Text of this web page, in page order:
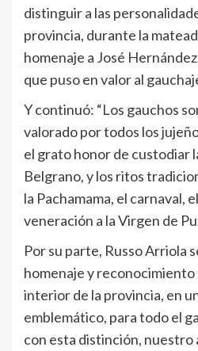
distinguir a las
provincia, durante la
homenaje a José
que puso en valor al
Y continuó: “Los gauchos
valorado por todos los
el grato honor de custodiar
Belgrano, y los ritos
la Pachamama, el carnaval,
veneración a la Virgen de
Por su parte, Russo Arriola
homenaje y reconocimiento
interior de la provincia, en
emblemático, para todo el
con esta distinción,